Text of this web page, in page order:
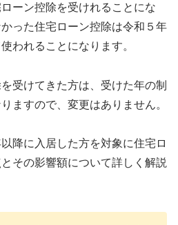
ーン控除を受けれることにな
った住宅ローン控除は令和５年
われることになります。
受けてきた方は、受けた年の制
ますので、変更はありません。
降に入居した方を対象に住宅ロ
その影響額について詳しく解説